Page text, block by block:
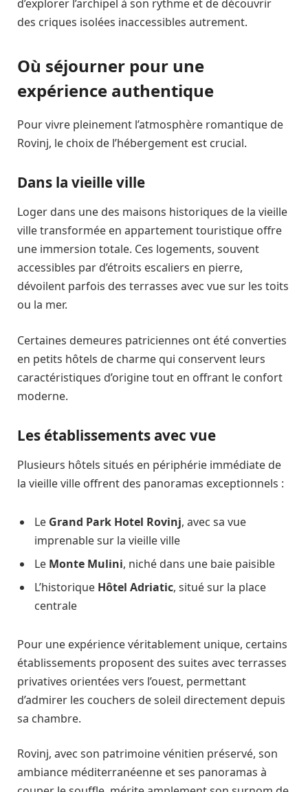
d’explorer l’archipel à son rythme et de découvrir
des criques isolées inaccessibles autrement.
Où séjourner pour une
expérience authentique
Pour vivre pleinement l’atmosphère romantique de
Rovinj, le choix de l’hébergement est crucial.
Dans la vieille ville
Loger dans une des maisons historiques de la vieille
ville transformée en appartement touristique offre
une immersion totale. Ces logements, souvent
accessibles par d’étroits escaliers en pierre,
dévoilent parfois des terrasses avec vue sur les toits
ou la mer.
Certaines demeures patriciennes ont été converties
en petits hôtels de charme qui conservent leurs
caractéristiques d’origine tout en offrant le confort
moderne.
Les établissements avec vue
Plusieurs hôtels situés en périphérie immédiate de
la vieille ville offrent des panoramas exceptionnels :
Le Grand Park Hotel Rovinj, avec sa vue
imprenable sur la vieille ville
Le Monte Mulini, niché dans une baie paisible
L’historique Hôtel Adriatic, situé sur la place
centrale
Pour une expérience véritablement unique, certains
établissements proposent des suites avec terrasses
privatives orientées vers l’ouest, permettant
d’admirer les couchers de soleil directement depuis
sa chambre.
Rovinj, avec son patrimoine vénitien préservé, son
ambiance méditerranéenne et ses panoramas à